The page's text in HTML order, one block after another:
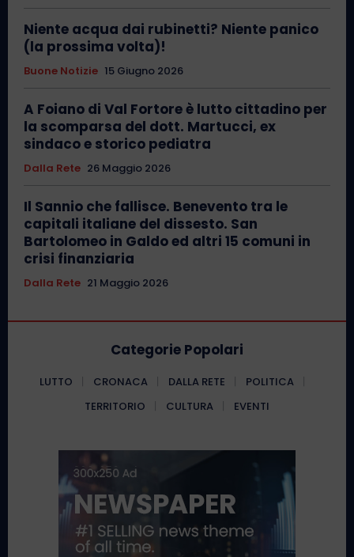
Niente acqua dai rubinetti? Niente panico
(la prossima volta)!
Buone Notizie 15 Giugno 2026
A Foiano di Val Fortore è lutto cittadino per
la scomparsa del dott. Martucci, ex
sindaco e storico pediatra
Dalla Rete 26 Maggio 2026
Il Sannio che fallisce. Benevento tra le
capitali italiane del dissesto. San
Bartolomeo in Galdo ed altri 15 comuni in
crisi finanziaria
Dalla Rete 21 Maggio 2026
Categorie Popolari
LUTTO CRONACA DALLA RETE
POLITICA
TERRITORIO
CULTURA EVENTI